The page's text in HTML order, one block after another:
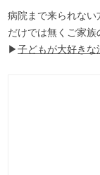
病院まで来られな
だけでは無くご家族
▶子どもが大好きな